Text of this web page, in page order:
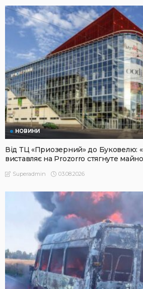
НОВИНИ
Від ТЦ «Приозерний» до Буковелю:
виставляє на Prozorro стягнуте майно
Superadmin 03.08.2026